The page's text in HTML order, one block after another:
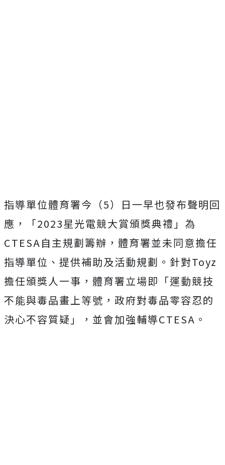
指導單位體育署今（5）日一早也發布聲明回
應，「2023星光電競大賞頒獎典禮」為
CTESA自主規劃籌辦，體育署並未同意擔任
指導單位、提供補助及活動規劃。針對Toyz
擔任頒獎人一事，體育署立場即「運動競技
不能與毒品畫上等號，政府對毒品零容忍的
決心不容質疑」，並會加強輔導CTESA。